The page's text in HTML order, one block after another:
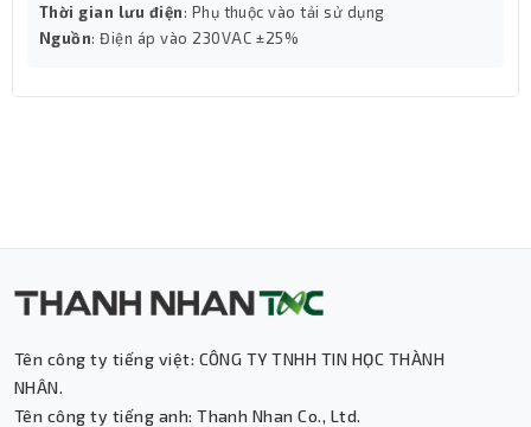
Thời gian lưu điện: Phụ thuộc vào tải sử dụng
Nguồn: Điện áp vào 230VAC ±25%
Tên công ty tiếng việt: CÔNG TY TNHH TIN HỌC THÀNH
NHÂN.
Tên công ty tiếng anh: Thanh Nhan Co., Ltd.
Thành Nhân TNC
Trợ lý AI • Phản hồi tức thì